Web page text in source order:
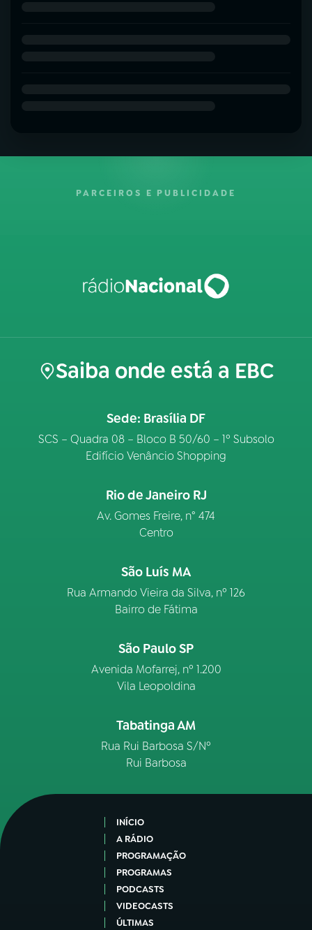
PARCEIROS E PUBLICIDADE
Saiba onde está a EBC
Sede: Brasília DF
SCS – Quadra 08 – Bloco B 50/60 – 1º Subsolo
Edifício Venâncio Shopping
Rio de Janeiro RJ
Av. Gomes Freire, n° 474
Centro
São Luís MA
Rua Armando Vieira da Silva, nº 126
Bairro de Fátima
São Paulo SP
Avenida Mofarrej, nº 1.200
Vila Leopoldina
Tabatinga AM
Rua Rui Barbosa S/Nº
Rui Barbosa
INÍCIO
A RÁDIO
PROGRAMAÇÃO
PROGRAMAS
PODCASTS
VIDEOCASTS
ÚLTIMAS